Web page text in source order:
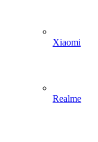
Xiaomi
Realme